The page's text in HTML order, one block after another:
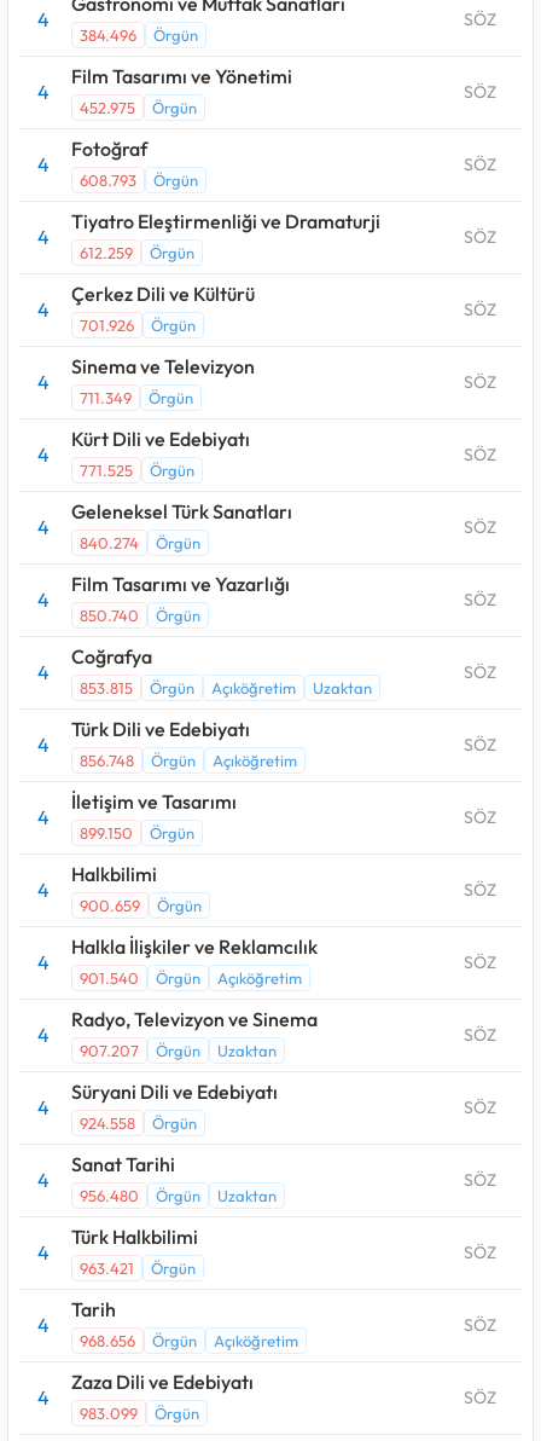
4
384.496 Örgün
SÖZ
4
Film Tasarımı ve Yönetimi
452.975 Örgün
SÖZ
4
Fotoğraf
608.793 Örgün
SÖZ
4
Tiyatro Eleştirmenliği ve Dramaturji
612.259 Örgün
SÖZ
4
Çerkez Dili ve Kültürü
701.926 Örgün
SÖZ
4
Sinema ve Televizyon
711.349 Örgün
SÖZ
4
Kürt Dili ve Edebiyatı
771.525 Örgün
SÖZ
4
Geleneksel Türk Sanatları
840.274 Örgün
SÖZ
4
Film Tasarımı ve Yazarlığı
850.740 Örgün
SÖZ
4
Coğrafya
853.815 Örgün Açıköğretim Uzaktan
SÖZ
4
Türk Dili ve Edebiyatı
856.748 Örgün Açıköğretim
SÖZ
4
İletişim ve Tasarımı
899.150 Örgün
SÖZ
4
Halkbilimi
900.659 Örgün
SÖZ
4
Halkla İlişkiler ve Reklamcılık
901.540 Örgün Açıköğretim
SÖZ
4
Radyo, Televizyon ve Sinema
907.207 Örgün Uzaktan
SÖZ
4
Süryani Dili ve Edebiyatı
924.558 Örgün
SÖZ
4
Sanat Tarihi
956.480 Örgün Uzaktan
SÖZ
4
Türk Halkbilimi
963.421 Örgün
SÖZ
4
Tarih
968.656 Örgün Açıköğretim
SÖZ
4
Zaza Dili ve Edebiyatı
983.099 Örgün
SÖZ